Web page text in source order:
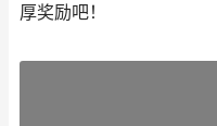
厚奖励吧！